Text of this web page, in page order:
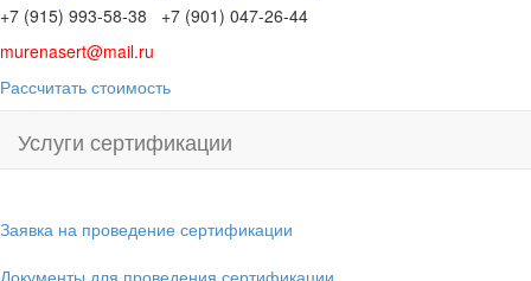
+7 (915) 993-58-38 +7 (901) 047-26-44
murenasert@mail.ru
Рассчитать стоимость
Услуги сертификации
Заявка на проведение сертификации
Документы для проведения сертификации